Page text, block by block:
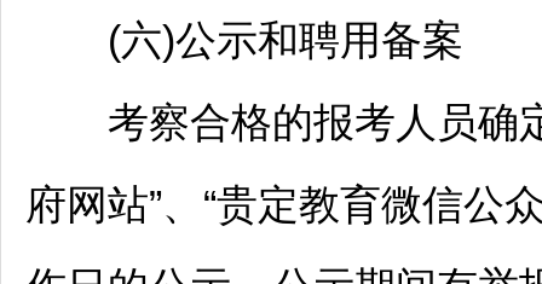
(六)公示和聘用备案
考察合格的报考人员确
府网站”、“贵定教育微信公